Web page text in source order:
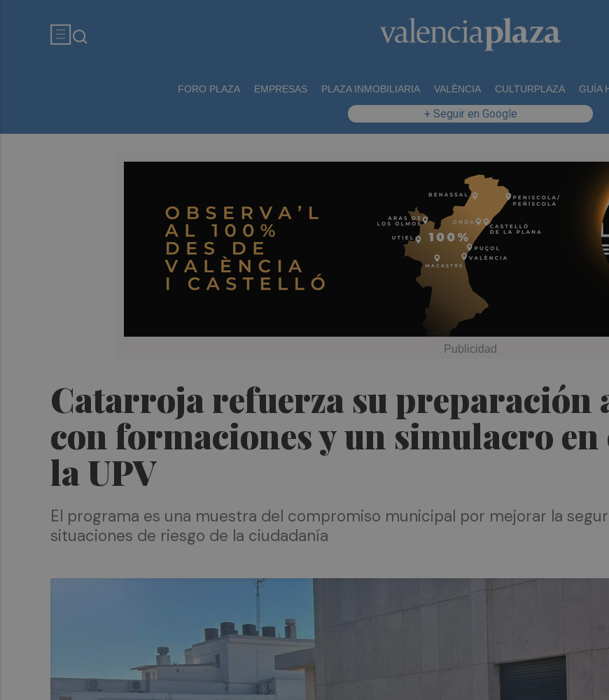
FORO PLAZA EMPRESAS PLAZA INMOBILIARIA VALÈNCIA CULTURPLAZA GUÍA
+ Seguir en Google
Catarroja refuerza su preparación
con formaciones y un simulacro
la UPV
El programa es una muestra del compromiso municipal por mejorar la
situaciones de riesgo de la ciudadanía